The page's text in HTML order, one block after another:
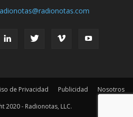
de Privacidad Publicidad
Nosotros
2020 - Radionotas, LLC.